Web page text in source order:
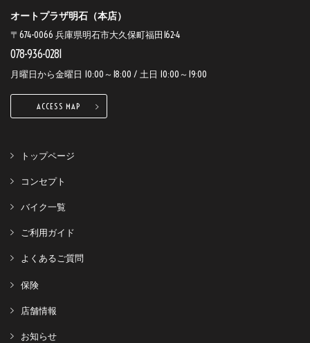
オートプラザ明石（本店）
〒674-0066 兵庫県明石市大久保町福田162-4
078-936-0281
月曜日から金曜日 10:00～18:00 / 土日 10:00～19:00
ACCESS MAP
トップページ
コンセプト
バイク一覧
ご利用ガイド
よくあるご質問
保険
店舗情報
お知らせ